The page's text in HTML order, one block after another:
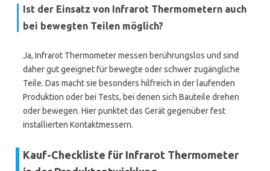
Ist der Einsatz von Infrarot Thermometern auch
bei bewegten Teilen möglich?
Ja, Infrarot Thermometer messen berührungslos und sind
daher gut geeignet für bewegte oder schwer zugängliche
Teile. Das macht sie besonders hilfreich in der laufenden
Produktion oder bei Tests, bei denen sich Bauteile drehen
oder bewegen. Hier punktet das Gerät gegenüber fest
installierten Kontaktmessern.
Kauf-Checkliste für Infrarot Thermometer